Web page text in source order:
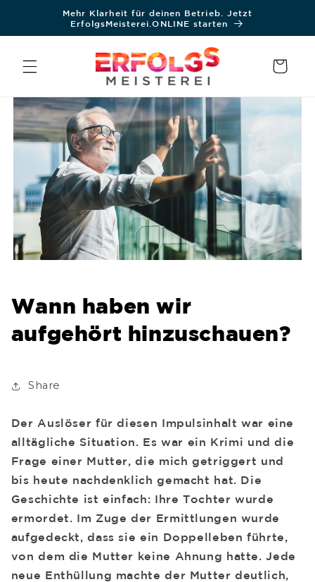
Mehr Klarheit für deinen Betrieb. Jetzt
ErfolgsMeisterei.ONLINE starten
Warenkorb
Wann haben wir
aufgehört hinzuschauen?
Share
Der Auslöser für diesen Impulsinhalt war eine
alltägliche Situation. Es war ein Krimi und die
Frage einer Mutter, die mich getriggert und
bis heute nachdenklich gemacht hat. Die
Geschichte ist einfach: Ihre Tochter wurde
ermordet. Im Zuge der Ermittlungen wurde
aufgedeckt, dass sie ein Doppelleben führte,
von dem die Mutter keine Ahnung hatte. Jede
neue Enthüllung machte der Mutter deutlich,